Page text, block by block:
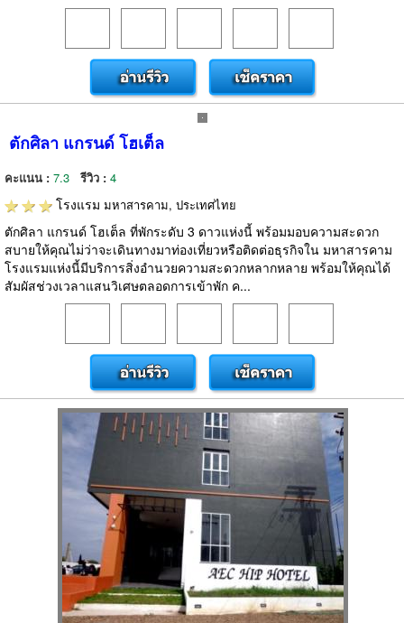
ตักศิลา แกรนด์ โฮเต็ล
คะแนน : 7.3 รีวิว : 4
โรงแรม มหาสารคาม, ประเทศไทย
ตักศิลา แกรนด์ โฮเต็ล ที่พักระดับ 3 ดาวแห่งนี้ พร้อมมอบความสะดวก
สบายให้คุณไม่ว่าจะเดินทางมาท่องเที่ยวหรือติดต่อธุรกิจใน มหาสารคาม
โรงแรมแห่งนี้มีบริการสิ่งอำนวยความสะดวกหลากหลาย พร้อมให้คุณได้
สัมผัสช่วงเวลาแสนวิเศษตลอดการเข้าพัก ค...